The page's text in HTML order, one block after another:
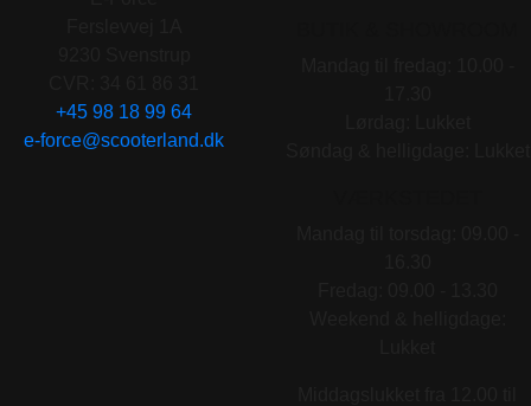
+45 98 18 99 64
e-force@scooterland.dk